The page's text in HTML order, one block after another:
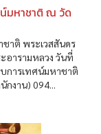
มหาชาติ ณ วัด
าติ พระเวสสันดร
อารามหลวง วันที่
การเทศน์มหาชาติ
กงาน) 094...